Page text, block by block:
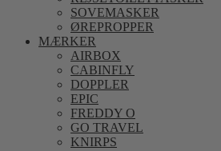
SOVEMASKER
ØREPROPPER
MÆRKER
AIRBOX
CABINFLY
DOPPLER
EPIC
FREDDY O
GO TRAVEL
KNIRPS